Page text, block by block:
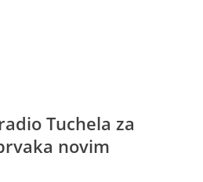
Tuchela za
novim